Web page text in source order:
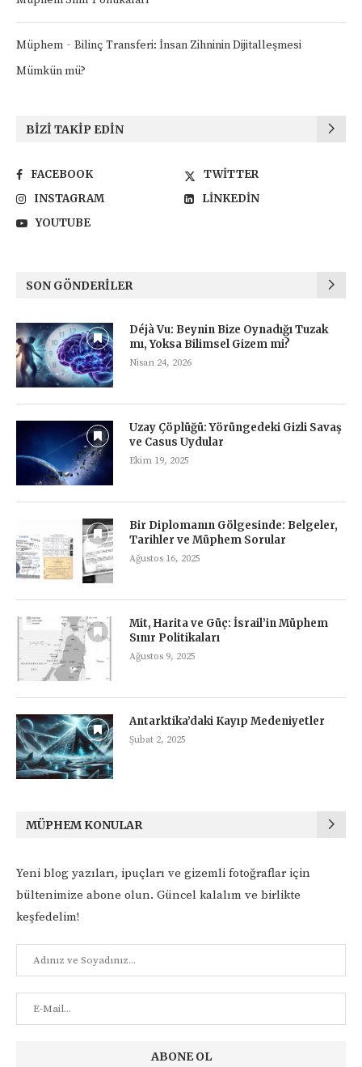
Müphem - Bilinç Transferi: İnsan Zihninin Dijitalleşmesi
Mümkün mü?
BIZI TAKIP EDIN
FACEBOOK
TWITTER
INSTAGRAM
LINKEDIN
YOUTUBE
SON GÖNDERILER
Déjà Vu: Beynin Bize Oynadığı Tuzak
mı, Yoksa Bilimsel Gizem mi?
Nisan 24, 2026
Uzay Çöplüğü: Yörüngedeki Gizli Savaş
ve Casus Uydular
Ekim 19, 2025
Bir Diplomanın Gölgesinde: Belgeler,
Tarihler ve Müphem Sorular
Ağustos 16, 2025
Mit, Harita ve Güç: İsrail’in Müphem
Sınır Politikaları
Ağustos 9, 2025
Antarktika’daki Kayıp Medeniyetler
Şubat 2, 2025
MÜPHEM KONULAR
Yeni blog yazıları, ipuçları ve gizemli fotoğraflar için
bültenimize abone olun. Güncel kalalım ve birlikte
keşfedelim!